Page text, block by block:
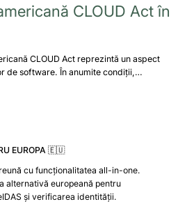
CLOUD Act în
CLOUD Act reprezintă un aspect
de software. În anumite condiții,…
EUROPA 🇪🇺
cu funcționalitatea all-in-one.
alternativă europeană pentru
și verificarea identității.